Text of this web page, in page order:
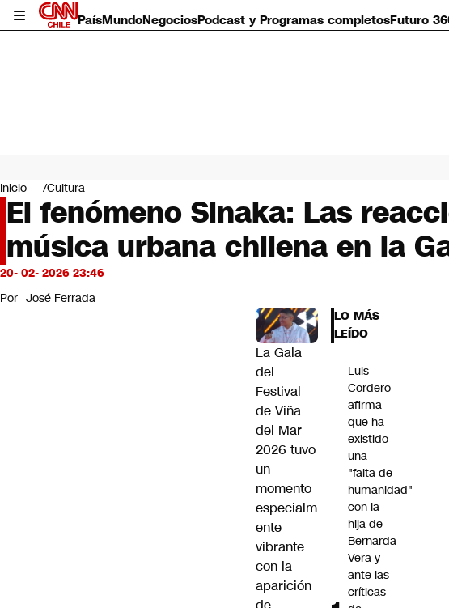
PaísMundoNegociosPodcast y Programas completosFuturo
Mundo
Negocios
Deportes
Programas completos
Cultura
Servicios
Bits
CNN Data
Inicio Cultura
El fenómeno Sinaka: Las
música urbana chilena en la
20- 02- 2026 23:46
Por José Ferrada
La Gala
del
Festival
de Viña
del Mar
2026 tuvo
un
momento
especialm
ente
vibrante
con la
aparición
LO MÁS
LEÍDO
Luis
Cordero
afirma
que ha
existido
una
"falta de
humanidad"
con la
hija de
Bernarda
Vera y
ante las
críticas